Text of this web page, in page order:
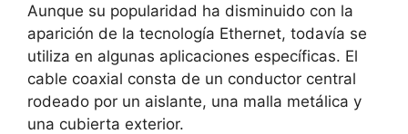
Aunque su popularidad ha disminuido con la
aparición de la tecnología Ethernet, todavía se
utiliza en algunas aplicaciones específicas. El
cable coaxial consta de un conductor central
rodeado por un aislante, una malla metálica y
una cubierta exterior.